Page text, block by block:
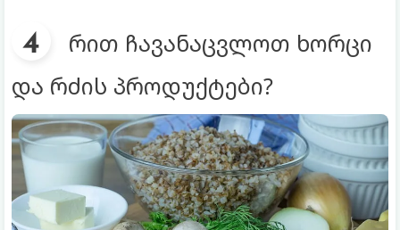
რით ჩავანაცვლოთ ხორცი
და რძის პროდუქტები?